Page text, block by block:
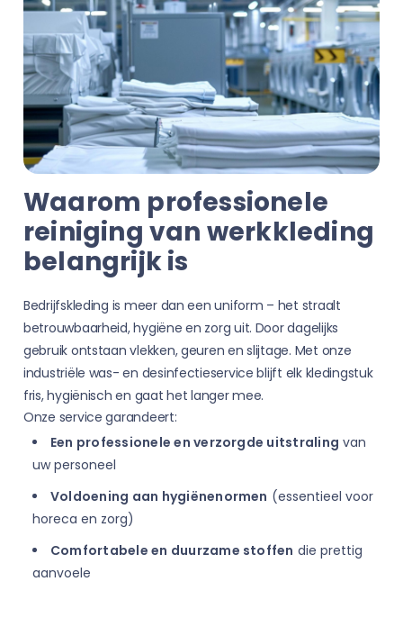
Waarom professionele
reiniging van werkkleding
belangrijk is
Bedrijfskleding is meer dan een uniform – het straalt
betrouwbaarheid, hygiëne en zorg uit. Door dagelijks
gebruik ontstaan vlekken, geuren en slijtage. Met onze
industriële was- en desinfectieservice blijft elk kledingstuk
fris, hygiënisch en gaat het langer mee.
Onze service garandeert:
Een professionele en verzorgde uitstraling van
uw personeel
Voldoening aan hygiënenormen (essentieel voor
horeca en zorg)
Comfortabele en duurzame stoffen die prettig
aanvoele